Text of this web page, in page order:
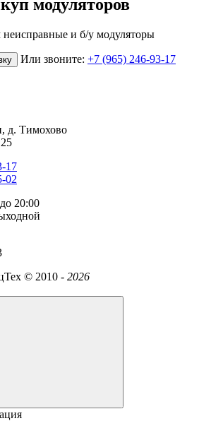
модуляторов
и б/у модуляторы
Или звоните: +7 (965) 246-93-17
д. Тимохово
17
02
20:00
© 2010 - 2026